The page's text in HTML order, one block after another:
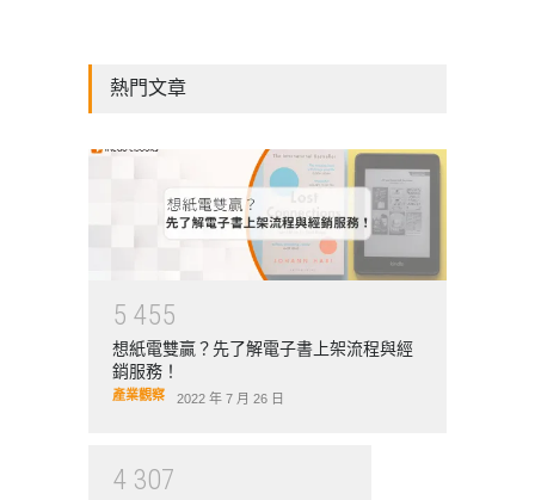
考以下項目…
熱門文章
5 455
想紙電雙贏？先了解電子書上架流程與經
銷服務！
產業觀察 2022 年 7 月 26 日
4 307